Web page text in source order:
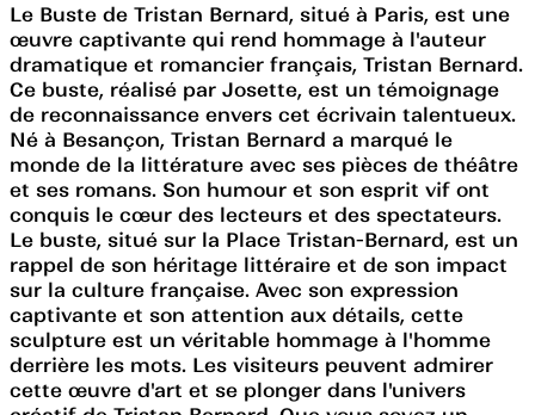
Le Buste de Tristan Bernard, situé à Paris, est une
œuvre captivante qui rend hommage à l'auteur
dramatique et romancier français, Tristan Bernard.
Ce buste, réalisé par Josette, est un témoignage
de reconnaissance envers cet écrivain talentueux.
Né à Besançon, Tristan Bernard a marqué le
monde de la littérature avec ses pièces de théâtre
et ses romans. Son humour et son esprit vif ont
conquis le cœur des lecteurs et des spectateurs.
Le buste, situé sur la Place Tristan-Bernard, est un
rappel de son héritage littéraire et de son impact
sur la culture française. Avec son expression
captivante et son attention aux détails, cette
sculpture est un véritable hommage à l'homme
derrière les mots. Les visiteurs peuvent admirer
cette œuvre d'art et se plonger dans l'univers